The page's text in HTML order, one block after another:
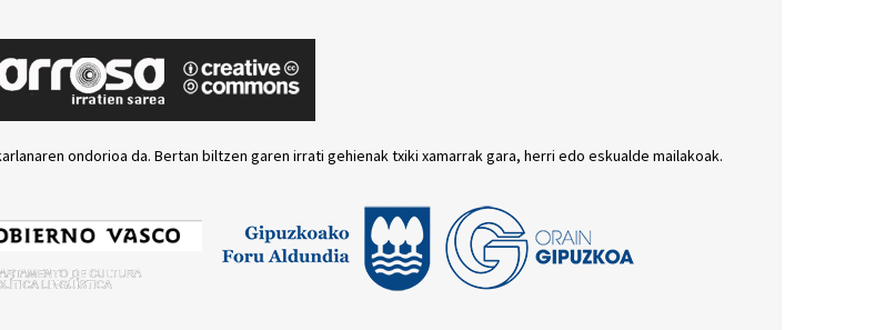
ondorioa da. Bertan biltzen garen irrati gehienak txiki xamarrak gara, herri edo eskualde mailakoak.